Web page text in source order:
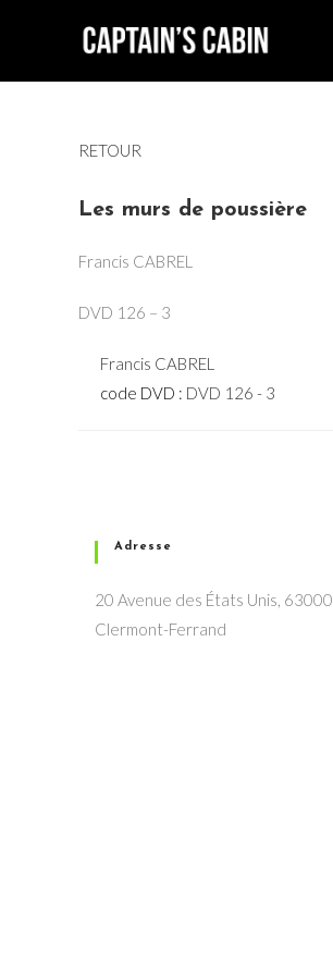
RETOUR
Les murs de poussière
Francis CABREL
DVD 126 – 3
Francis CABREL
code DVD : DVD 126 - 3
Adresse
20 Avenue des États Unis, 63000
Clermont-Ferrand